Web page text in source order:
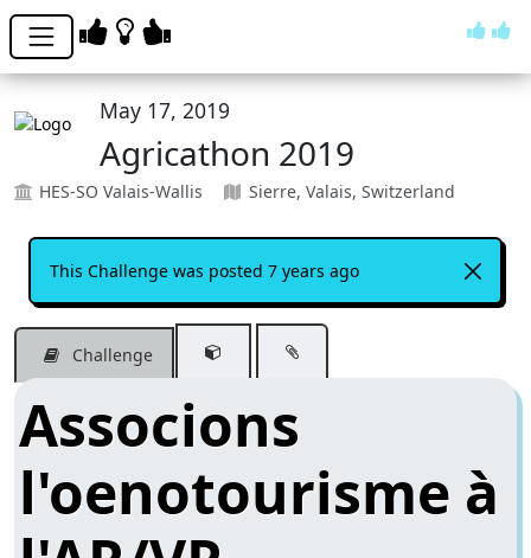
May 17, 2019
Agricathon 2019
HES-SO Valais-Wallis Sierre, Valais, Switzerland
This Challenge was posted 7 years ago
Challenge
Associons
l'oenotourisme à